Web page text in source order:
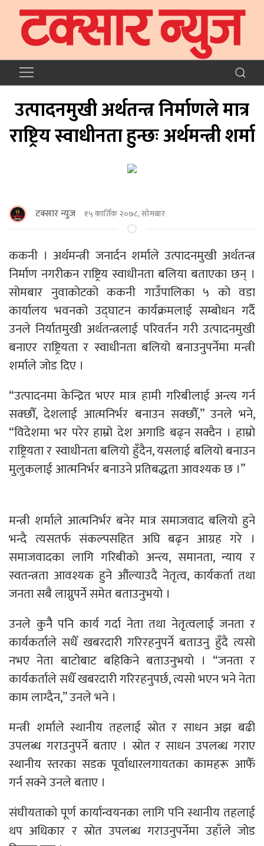
उत्पादनमुखी अर्थतन्त्र निर्माणले मात्र
राष्ट्रिय स्वाधीनता हुन्छः अर्थमन्त्री शर्मा
टक्सार न्युज १५ कार्तिक २०७८, सोमबार
ककनी । अर्थमन्त्री जनार्दन शर्माले उत्पादनमुखी अर्थतन्त्र
निर्माण नगरीकन राष्ट्रिय स्वाधीनता बलिया बताएका छन् ।
सोमबार नुवाकोटको ककनी गाउँपालिका ५ को वडा
कार्यालय भवनको उद्घाटन कार्यक्रमलाई सम्बोधन गर्दै
उनले निर्यातमुखी अर्थतन्त्रलाई परिवर्तन गरी उत्पादनमुखी
बनाएर राष्ट्रियता र स्वाधीनता बलियो बनाउनुपर्नेमा मन्त्री
शर्माले जोड दिए ।
“उत्पादनमा केन्द्रित भएर मात्र हामी गरिबीलाई अन्त्य गर्न
सक्छौँ, देशलाई आत्मनिर्भर बनाउन सक्छौँ,” उनले भने,
“विदेशमा भर परेर हाम्रो देश अगाडि बढ्न सक्दैन । हाम्रो
राष्ट्रियता र स्वाधीनता बलियो हुँदैन, यसलाई बलियो बनाउन
मुलुकलाई आत्मनिर्भर बनाउने प्रतिबद्धता आवश्यक छ ।”
मन्त्री शर्माले आत्मनिर्भर बनेर मात्र समाजवाद बलियो हुने
भन्दै त्यसतर्फ संकल्पसहित अघि बढ्न आग्रह गरे ।
समाजवादका लागि गरिबीको अन्त्य, समानता, न्याय र
स्वतन्त्रता आवश्यक हुने औंल्याउदै नेतृत्व, कार्यकर्ता तथा
जनता सबै लाग्नुपर्ने समेत बताउनुभयो ।
उनले कुनैै पनि कार्य गर्दा नेता तथा नेतृत्वलाई जनता र
कार्यकर्ताले सधैँ खबरदारी गरिरहनुपर्ने बताउनु हुँदै त्यसो
नभए नेता बाटोबाट बहिकिने बताउनुभयो । “जनता र
कार्यकर्ताले सधैँ खबरदारी गरिरहनुपर्छ, त्यसो भएन भने नेता
काम लाग्दैन,” उनले भने ।
मन्त्री शर्माले स्थानीय तहलाई स्रोत र साधन अझ बढी
उपलब्ध गराउनुपर्ने बताए । स्रोत र साधन उपलब्ध गराए
स्थानीय स्तरका सडक पूर्वाधारलगायतका कामहरू आफैँ
गर्न सक्ने उनले बताए ।
संघीयताको पूर्ण कार्यान्वयनका लागि पनि स्थानीय तहलाई
थप अधिकार र स्रोत उपलब्ध गराउनुपर्नेमा उहाँले जोड